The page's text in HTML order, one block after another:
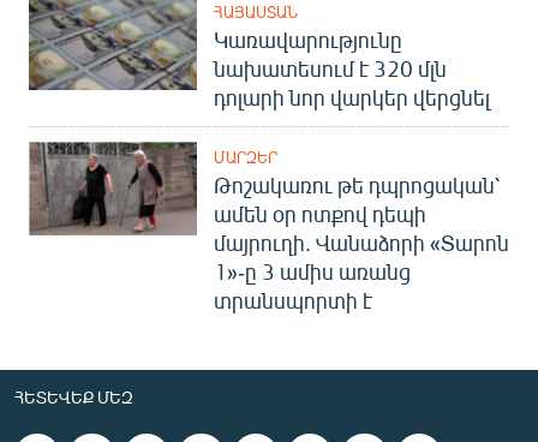
ՀԱՅԱՍՏԱՆ
Կառավարությունը
նախատեսում է 320 մլն
դոլարի նոր վարկեր վերցնել
ՄԱՐԶԵՐ
Թոշակառու թե դպրոցական՝
ամեն օր ոտքով դեպի
մայրուղի. Վանաձորի «Տարոն
1»-ը 3 ամիս առանց
տրանսպորտի է
ՀԵՏԵՎԵՔ ՄԵԶ